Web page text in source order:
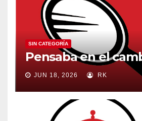
SIN CATEGORÍA
Pensaba en el
JUN 18, 2026 RK